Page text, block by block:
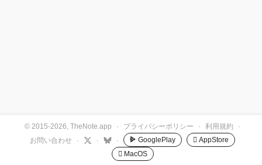
© 2015-2026, TheNote.app · プライバシーポリシー · 利用規約
·
お問い合わせ
· · · GooglePlay
 AppStore
 MacOS